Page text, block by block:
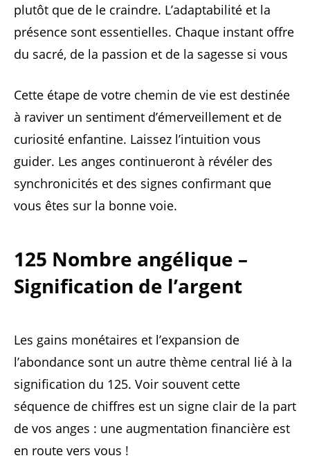
plutôt que de le craindre. L’adaptabilité et la
présence sont essentielles. Chaque instant offre
du sacré, de la passion et de la sagesse si vous
Cette étape de votre chemin de vie est destinée
à raviver un sentiment d’émerveillement et de
curiosité enfantine. Laissez l’intuition vous
guider. Les anges continueront à révéler des
synchronicités et des signes confirmant que
vous êtes sur la bonne voie.
125 Nombre angélique –
Signification de l’argent
Les gains monétaires et l’expansion de
l’abondance sont un autre thème central lié à la
signification du 125. Voir souvent cette
séquence de chiffres est un signe clair de la part
de vos anges : une augmentation financière est
en route vers vous !